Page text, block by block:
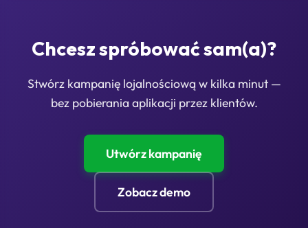
Chcesz spróbować sam(a)?
Stwórz kampanię lojalnościową w kilka minut —
bez pobierania aplikacji przez klientów.
Utwórz kampanię
Zobacz demo